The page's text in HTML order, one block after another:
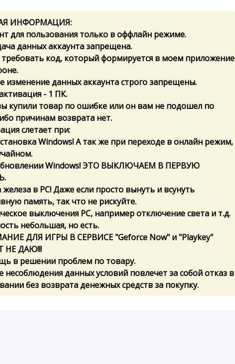
ИНФОРМАЦИЯ:
для пользования только в оффлайн режиме.
данных аккаунта запрещена.
код, который формируется в моем приложение
данных аккаунта строго запрещены.
- 1 ПК.
купили товар по ошибке или он вам не подошел по
причинам возврата нет.
слетает при:
Windows! А так же при переходе в онлайн режим,
Windows! ЭТО ВЫКЛЮЧАЕМ В ПЕРВУЮ
в PC! Даже если просто вынуть и всунуть
память, так что не рискуйте.
выключения PC, например отключение света и т.д.
небольшая, но есть.
ДЛЯ ИГРЫ В СЕРВИСЕ "Geforce Now" и "Playkey"
НЕ ДАЮ!!!
в решении проблем по товару.
данных условий повлечет за собой отказ в
без возврата денежных средств за покупку.